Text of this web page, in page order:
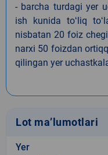
- barcha turdagi yer
ish kunida toʻliq
nisbatan 20 foiz
narxi 50 foizdan
qilingan yer
Lot ma’lumotlari
Yer